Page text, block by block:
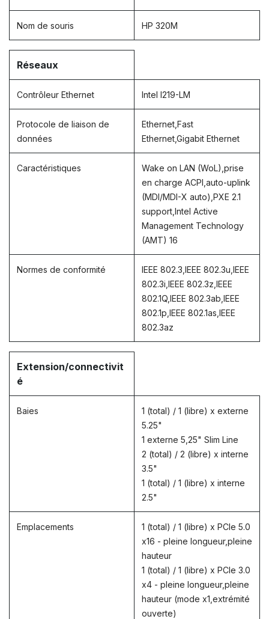
Nom de souris HP 320M
Réseaux
Contrôleur Ethernet Intel I219-LM
Protocole de liaison de
données
Ethernet,Fast
Ethernet,Gigabit Ethernet
Caractéristiques
Wake on LAN (WoL),prise
en charge ACPI,auto-uplink
(MDI/MDI-X auto),PXE 2.1
support,Intel Active
Management Technology
(AMT) 16
Normes de conformité
IEEE 802.3,IEEE 802.3u,IEEE
802.3i,IEEE 802.3z,IEEE
802.1Q,IEEE 802.3ab,IEEE
802.1p,IEEE 802.1as,IEEE
802.3az
Extension/connectivit
é
Baies
1 (total) / 1 (libre) x externe
5.25"
1 externe 5,25" Slim Line
2 (total) / 2 (libre) x interne
3.5"
1 (total) / 1 (libre) x interne
2.5"
Emplacements
1 (total) / 1 (libre) x PCIe 5.0
x16 - pleine longueur,pleine
hauteur
1 (total) / 1 (libre) x PCIe 3.0
x4 - pleine longueur,pleine
hauteur (mode x1,extrémité
ouverte)